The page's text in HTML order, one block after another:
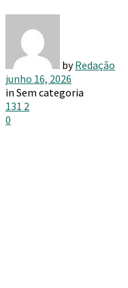
by Redação
junho 16, 2026
in Sem categoria
131 2
0